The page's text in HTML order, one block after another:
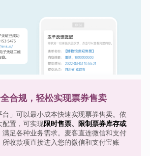
合规，轻松实现票券售卖
」可以最小成本快速实现票券售卖。依
配置，可实现限时售票、限制票券库存或
满足各种业务需求。麦客直连微信和支付
收款项直接进入您的微信和支付宝账